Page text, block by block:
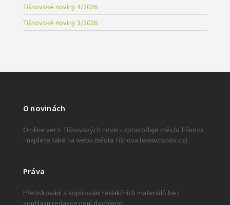
Tišnovské noviny 4/2026
Tišnovské noviny 3/2026
O novinách
On-line verzi Tišnovských novin - zpravodaje města Tišnova
- najdete také na webu města Tišnova (www.tisnov.cz).
Práva
Přetiskování a kopírování redakčních materiálů bez
souhlasu redakce není dovoleno.